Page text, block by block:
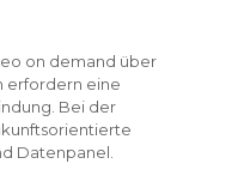
on demand über
erfordern eine
Bei der
Datenpanel.